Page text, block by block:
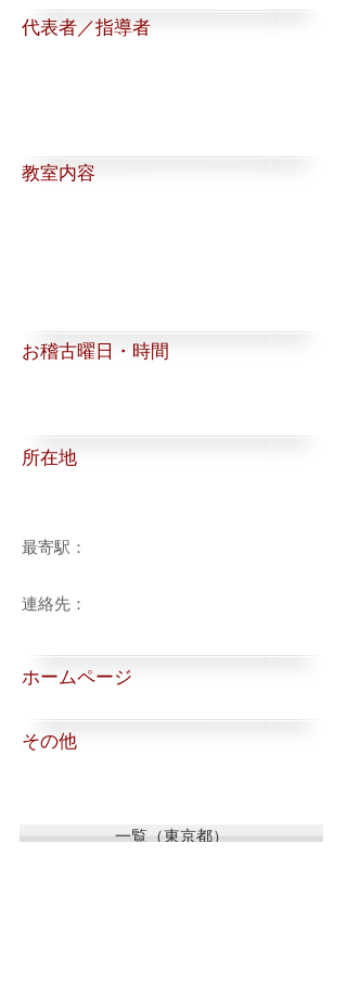
代表者／指導者
​教室内容
お稽古曜日・時間
所在地
最寄駅：
連絡先：
ホームページ
その他
一覧（東京都）